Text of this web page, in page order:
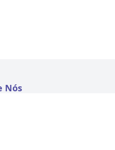
Nós